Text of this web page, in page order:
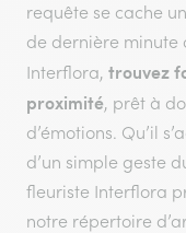
requête se cache
de dernière minute
Interflora, trouvez
proximité, prêt à
d’émotions. Qu’il
d’un simple geste
fleuriste Interflora
notre répertoire